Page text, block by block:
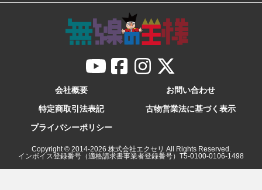
会社概要
お問い合わせ
特定商取引法表記
古物営業法に基づく表示
プライバシーポリシー
Copyright © 2014-2026 株式会社エクセリ All Rights Reserved.
インボイス登録番号（適格請求書事業者登録番号）T5-0100-0106-1498